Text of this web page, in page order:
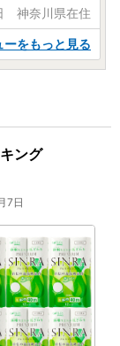
神奈川県在住
ーをもっと見る
ング
7日